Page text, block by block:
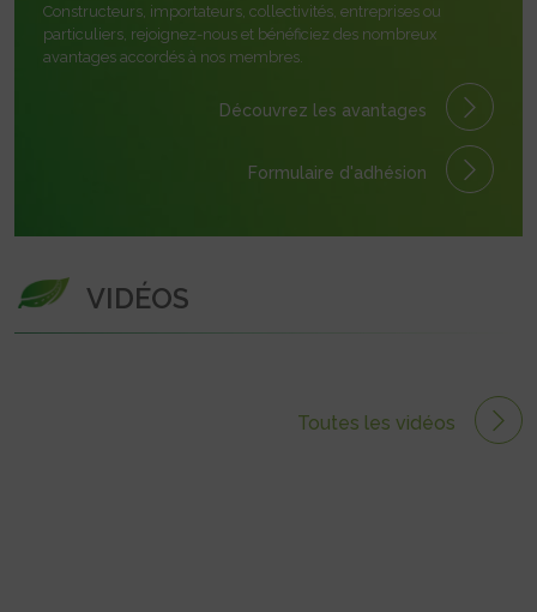
Constructeurs, importateurs, collectivités, entreprises ou
particuliers, rejoignez-nous et bénéficiez des nombreux
avantages accordés à nos membres.
Découvrez les avantages
Formulaire d'adhésion
VIDÉOS
Toutes les vidéos